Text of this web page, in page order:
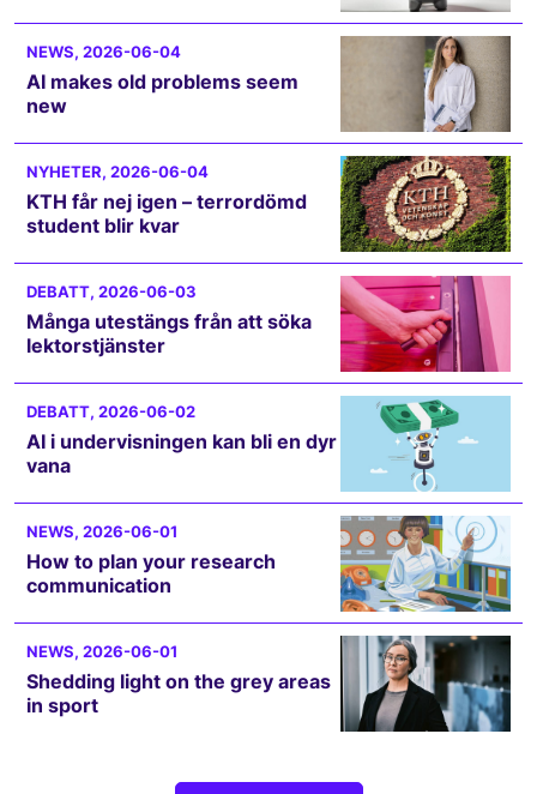
NEWS, 2026-06-04
AI makes old problems seem
new
NYHETER, 2026-06-04
KTH får nej igen – terrordömd
student blir kvar
DEBATT, 2026-06-03
Många utestängs från att söka
lektorstjänster
DEBATT, 2026-06-02
AI i undervisningen kan bli en dyr
vana
NEWS, 2026-06-01
How to plan your research
communication
NEWS, 2026-06-01
Shedding light on the grey areas
in sport